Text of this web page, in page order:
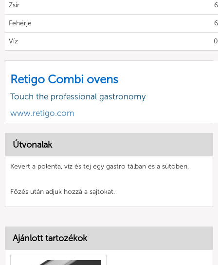
Zsír
Fehérje
Víz
Retigo Combi ovens
Touch the professional gastronomy
www.retigo.com
Útvonalak
Kevert a polenta, víz és tej egy gastro tálban és a sütőben.
Főzés után adjuk hozzá a sajtokat.
Ajánlott tartozékok